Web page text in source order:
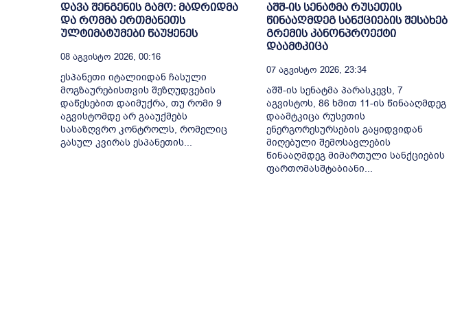
დავა შენგენის გამო: მადრიდმა
და რომმა ერთმანეთს
ულტიმატუმები წაუყენეს
08 Აგვისტო 2026, 00:16
ესპანეთი იტალიიდან ჩასული
მოგზაურებისთვის შეზღუდვების
დაწესებით დაიმუქრა, თუ რომი 9
აგვისტომდე არ გააუქმებს
სასაზღვრო კონტროლს, რომელიც
გასულ კვირას ესპანეთის...
აშშ-ის სენატმა რუსეთის
წინააღმდეგ სანქციების შესახებ
გრემის კანონპროექტი
დაამტკიცა
07 Აგვისტო 2026, 23:34
აშშ-ის სენატმა პარასკევს, 7
აგვისტოს, 86 ხმით 11-ის წინააღმდეგ
დაამტკიცა რუსეთის
ენერგორესურსების გაყიდვიდან
მიღებული შემოსავლების
წინააღმდეგ მიმართული სანქციების
ფართომასშტაბიანი...